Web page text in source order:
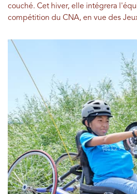
couché. Cet hiver, elle intégrera
compétition du CNA, en vue des